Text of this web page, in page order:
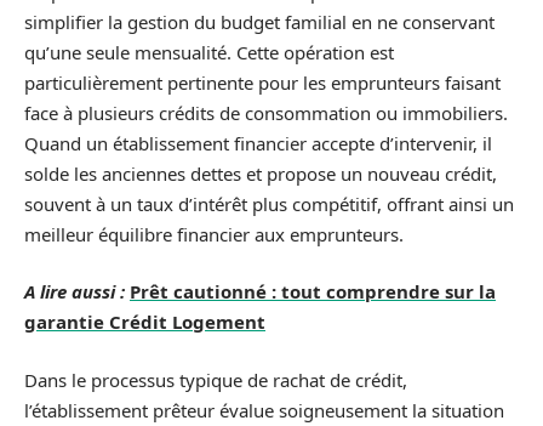
simplifier la gestion du budget familial en ne conservant
qu’une seule mensualité. Cette opération est
particulièrement pertinente pour les emprunteurs faisant
face à plusieurs crédits de consommation ou immobiliers.
Quand un établissement financier accepte d’intervenir, il
solde les anciennes dettes et propose un nouveau crédit,
souvent à un taux d’intérêt plus compétitif, offrant ainsi un
meilleur équilibre financier aux emprunteurs.
A lire aussi : Prêt cautionné : tout comprendre sur la
garantie Crédit Logement
Dans le processus typique de rachat de crédit,
l’établissement prêteur évalue soigneusement la situation